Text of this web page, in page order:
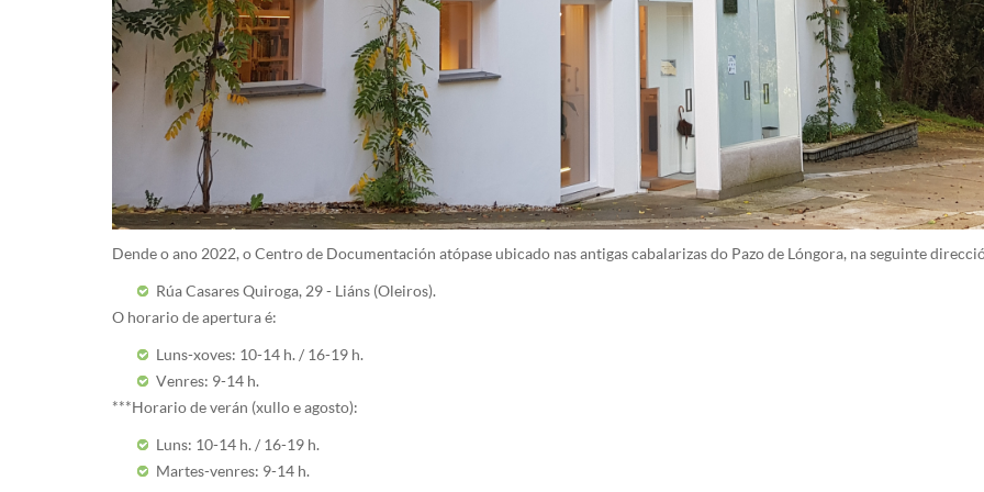
Dende o ano 2022, o Centro de Documentación atópase ubicado nas antigas cabalarizas do Pazo de Lóngora, na seguinte
Rúa Casares Quiroga, 29 - Liáns (Oleiros).
O horario de apertura é:
Luns-xoves: 10-14 h. / 16-19 h.
Venres: 9-14 h.​
***Horario de verán (xullo e agosto):
Luns: 10-14 h. / 16-19 h.
Martes-venres: 9-14 h.